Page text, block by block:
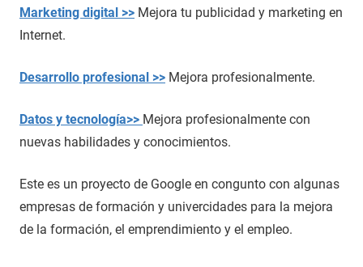
Marketing digital >> Mejora tu publicidad y marketing en
Internet.
Desarrollo profesional >> Mejora profesionalmente.
Datos y tecnología>> Mejora profesionalmente con
nuevas habilidades y conocimientos.
Este es un proyecto de Google en congunto con algunas
empresas de formación y univercidades para la mejora
de la formación, el emprendimiento y el empleo.